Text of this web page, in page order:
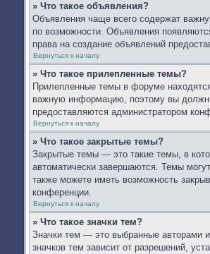
» Что такое объявления?
Объявления чаще всего содержат
по возможности. Объявления
права на создание объявлений
Вернуться к началу
» Что такое прилепленные темы?
Прилепленные темы в форуме
важную информацию, поэтому вы
предоставляются администратором
Вернуться к началу
» Что такое закрытые темы?
Закрытые темы — это такие темы, в
автоматически завершаются. Темы
также можете иметь возможность
конференции.
Вернуться к началу
» Что такое значки тем?
Значки тем — это выбранные авторами
значков тем зависит от разрешений,